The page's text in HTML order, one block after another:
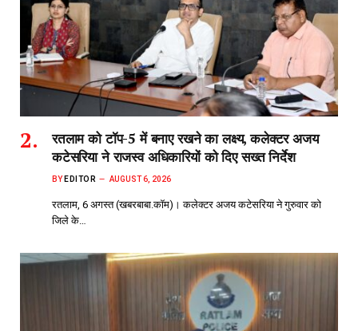
रतलाम को टॉप-5 में बनाए रखने का लक्ष्य, कलेक्टर अजय
कटेसरिया ने राजस्व अधिकारियों को दिए सख्त निर्देश
BY EDITOR AUGUST 6, 2026
रतलाम, 6 अगस्त (खबरबाबा.कॉम)। कलेक्टर अजय कटेसरिया ने गुरुवार को
जिले के…